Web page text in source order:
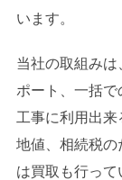
います。
当社の取組み
ポート、一括
工事に利用出
地値、相続税の
は買取も行っ